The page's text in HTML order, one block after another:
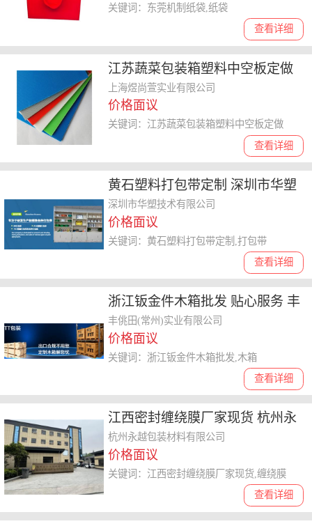
查看详细
关键词：东莞机制纸袋,纸袋
江苏蔬菜包装箱塑料中空板定做
上海煜尚萱实业供应 上海煜尚萱
实业供应
上海煜尚萱实业有限公司
价格面议
查看详细
关键词：江苏蔬菜包装箱塑料中空板定做
黄石塑料打包带定制 深圳市华塑
技术供应
深圳市华塑技术有限公司
价格面议
查看详细
关键词：黄石塑料打包带定制,打包带
浙江钣金件木箱批发 贴心服务 丰
佻田常州实业供应
丰佻田(常州)实业有限公司
价格面议
查看详细
关键词：浙江钣金件木箱批发,木箱
江西密封缠绕膜厂家现货 杭州永
越包装材料供应
杭州永越包装材料有限公司
价格面议
查看详细
关键词：江西密封缠绕膜厂家现货,缠绕膜